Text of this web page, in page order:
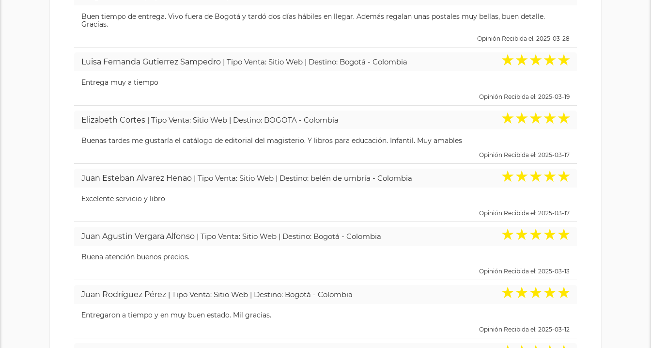
Buen tiempo de entrega. Vivo fuera de Bogotá y tardó dos días hábiles en llegar. Además regalan unas postales muy bellas, buen detalle.
Gracias.
Opinión Recibida el: 2025-03-28
Luisa Fernanda Gutierrez Sampedro | Tipo Venta: Sitio Web | Destino: Bogotá - Colombia ★★★★★
Entrega muy a tiempo
Opinión Recibida el: 2025-03-19
Elizabeth Cortes | Tipo Venta: Sitio Web | Destino: BOGOTA - Colombia ★★★★★
Buenas tardes me gustaría el catálogo de editorial del magisterio. Y libros para educación. Infantil. Muy amables
Opinión Recibida el: 2025-03-17
Juan Esteban Alvarez Henao | Tipo Venta: Sitio Web | Destino: belén de umbría - Colombia ★★★★★
Excelente servicio y libro
Opinión Recibida el: 2025-03-17
Juan Agustin Vergara Alfonso | Tipo Venta: Sitio Web | Destino: Bogotá - Colombia ★★★★★
Buena atención buenos precios.
Opinión Recibida el: 2025-03-13
Juan Rodríguez Pérez | Tipo Venta: Sitio Web | Destino: Bogotá - Colombia ★★★★★
Entregaron a tiempo y en muy buen estado. Mil gracias.
Opinión Recibida el: 2025-03-12